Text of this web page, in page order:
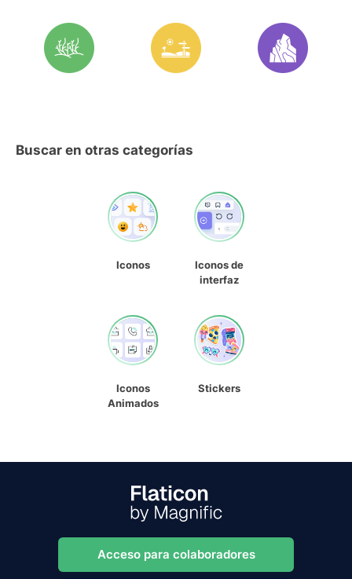
Buscar en otras categorías
Iconos
Iconos de
interfaz
Iconos
Animados
Stickers
Acceso para colaboradores